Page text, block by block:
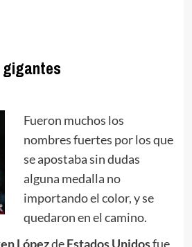
Fueron muchos los
nombres fuertes por los que
se apostaba sin dudas
alguna medalla no
importando el color, y se
quedaron en el camino.
LópezdeEstados Unidosfue